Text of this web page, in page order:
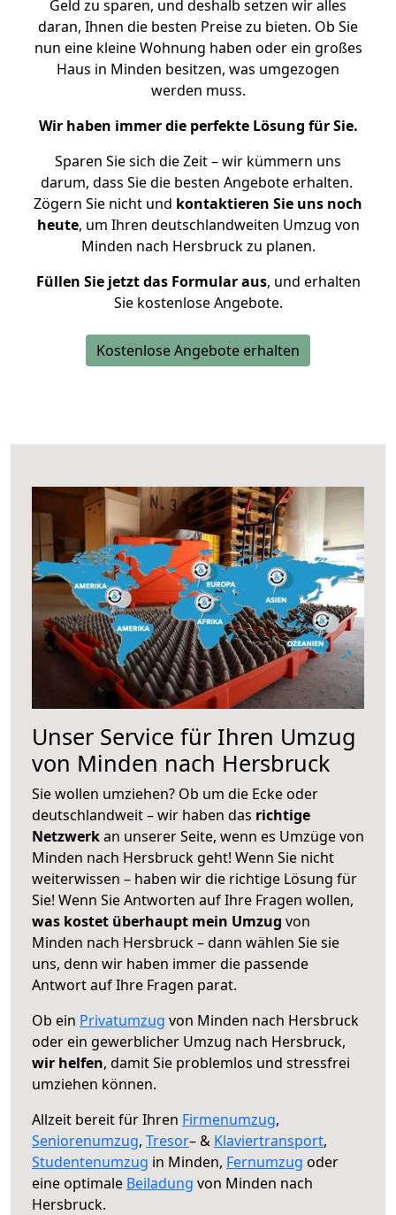
Geld zu sparen, und deshalb setzen wir alles
daran, Ihnen die besten Preise zu bieten. Ob Sie
nun eine kleine Wohnung haben oder ein großes
Haus in Minden besitzen, was umgezogen
werden muss.
Wir haben immer die perfekte Lösung für Sie.
Sparen Sie sich die Zeit – wir kümmern uns
darum, dass Sie die besten Angebote erhalten.
Zögern Sie nicht und kontaktieren Sie uns noch
heute, um Ihren deutschlandweiten Umzug von
Minden nach Hersbruck zu planen.
Füllen Sie jetzt das Formular aus, und erhalten
Sie kostenlose Angebote.
Kostenlose Angebote erhalten
Unser Service für Ihren Umzug
von Minden nach Hersbruck
Sie wollen umziehen? Ob um die Ecke oder
deutschlandweit – wir haben das richtige
Netzwerkan unserer Seite, wenn es Umzüge von
Minden nach Hersbruck geht! Wenn Sie nicht
weiterwissen – haben wir die richtige Lösung für
Sie! Wenn Sie Antworten auf Ihre Fragen wollen,
was kostet überhaupt mein Umzug von
Minden nach Hersbruck – dann wählen Sie sie
uns, denn wir haben immer die passende
Antwort auf Ihre Fragen parat.
Ob ein Privatumzug von Minden nach Hersbruck
oder ein gewerblicher Umzug nach Hersbruck,
wir helfen, damit Sie problemlos und stressfrei
umziehen können.
Allzeit bereit für Ihren Firmenumzug,
Seniorenumzug, Tresor– & Klaviertransport,
Studentenumzug in Minden, Fernumzug oder
eine optimale Beiladung von Minden nach
Hersbruck.